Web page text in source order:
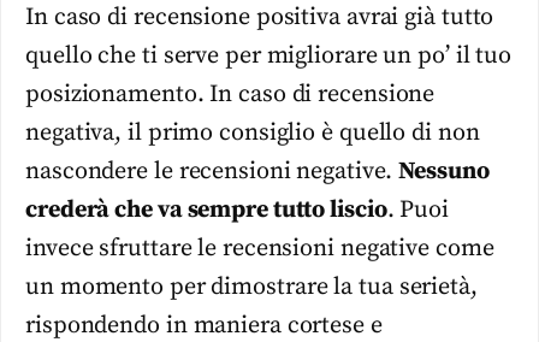
In caso di recensione positiva avrai già tutto
quello che ti serve per migliorare un po’ il tuo
posizionamento. In caso di recensione
negativa, il primo consiglio è quello di non
nascondere le recensioni negative. Nessuno
crederà che va sempre tutto liscio. Puoi
invece sfruttare le recensioni negative come
un momento per dimostrare la tua serietà,
rispondendo in maniera cortese e